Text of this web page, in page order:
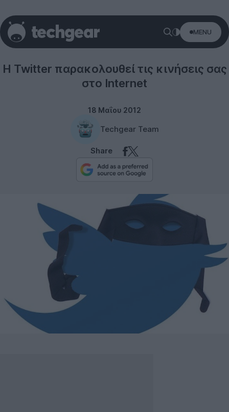
MENU
H Twitter παρακολουθεί τις κινήσεις σας
στο Internet
18 Μαΐου 2012
Techgear Team
Share